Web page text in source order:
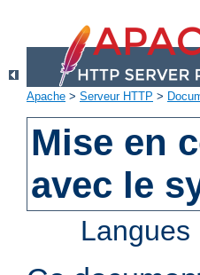
Apache > Serveur HTTP >
Mise en
avec le
Langues